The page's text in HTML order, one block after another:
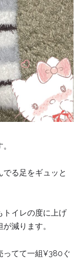
る足をギュッと
トイレの度に上げ
減ります。
ってて一組¥380ぐ